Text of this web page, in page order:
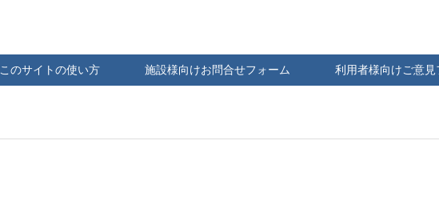
このサイトの使い方 施設様向けお問合せフォーム 利用者様向けご意見